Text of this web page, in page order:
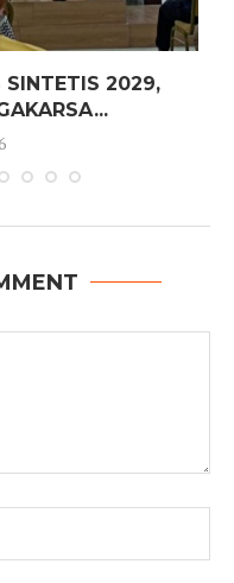
SINTETIS 2029,